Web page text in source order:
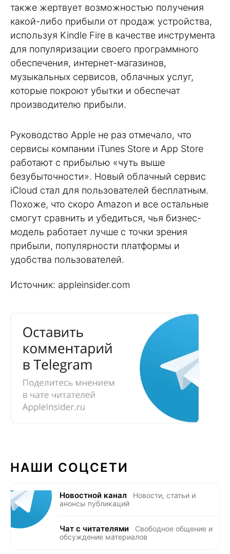
также жертвует возможностью получения
какой-либо прибыли от продаж устройства,
используя Kindle Fire в качестве инструмента
для популяризации своего программного
обеспечения, интернет-магазинов,
музыкальных сервисов, облачных услуг,
которые покроют убытки и обеспечат
производителю прибыли.
Руководство Apple не раз отмечало, что
сервисы компании iTunes Store и App Store
работают с прибылью «чуть выше
безубыточности». Новый облачный сервис
iCloud стал для пользователей бесплатным.
Похоже, что скоро Amazon и все остальные
смогут сравнить и убедиться, чья бизнес-
модель работает лучше с точки зрения
прибыли, популярности платформы и
удобства пользователей.
Источник: appleinsider.com
НАШИ СОЦСЕТИ
Новостной канал
Новости, статьи и
анонсы публикаций
Чат с читателями
Свободное общение и
обсуждение материалов